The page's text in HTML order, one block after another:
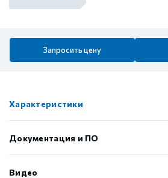
Запросить цену
Характеристики
Документация и ПО
Видео